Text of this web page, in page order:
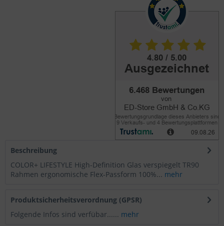
Beschreibung
COLOR+ LIFESTYLE High-Definition Glas verspiegelt TR90
Rahmen ergonomische Flex-Passform 100%... mehr
Produktsicherheitsverordnung (GPSR)
Folgende Infos sind verfübar...... mehr